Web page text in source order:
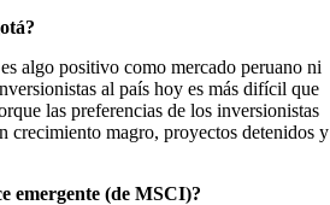
algo positivo como mercado peruano ni
al país hoy es más difícil que
las preferencias de los inversionistas
crecimiento magro, proyectos detenidos y
emergente (de MSCI)?